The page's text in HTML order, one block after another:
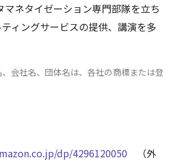
マネタイゼーション専門部隊を立ち
ティングサービスの提供、講演を多
、会社名、団体名は、各社の商標または登
dp/4296120050 （外